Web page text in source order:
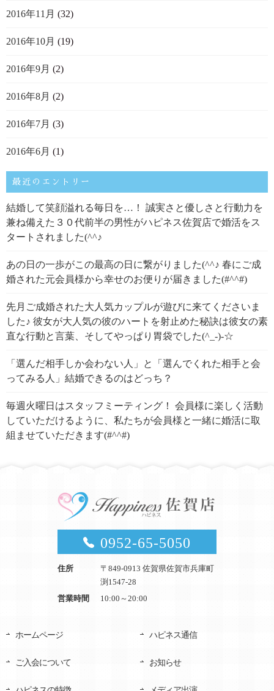
2016年11月 (32)
2016年10月 (19)
2016年9月 (2)
2016年8月 (2)
2016年7月 (3)
2016年6月 (1)
最近のエントリー
結婚して笑顔溢れる毎日を…！ 誠実さと優しさと行動力を
兼ね備えた３０代前半の男性がハピネス佐賀店で婚活をス
タートされました(^^♪
あの日の一歩がこの最高の日に繋がりました(^^♪ 春にご成
婚された元会員様から幸せのお便りが届きました(#^^#)
先月ご成婚された大人気カップルが遊びに来てくださいま
した♪ 彼女が大人気の彼のハートを射止めた秘訣は彼女の素
直な行動と言葉、そしてやっぱり胃袋でした(^_-)-☆
「選んだ相手しか会わない人」と「選んでくれた相手と会
ってみる人」結婚できるのはどっち？
毎週火曜日はスタッフミーティング！ 会員様に楽しく活動
していただけるように、私たちが会員様と一緒に婚活に取
組ませていただきます(#^^#)
0952-65-5050
住所
〒849-0913 佐賀県佐賀市兵庫町
渕1547-28
営業時間
10:00～20:00
ホームページ
ご入会について
ハピネス通信
お知らせ